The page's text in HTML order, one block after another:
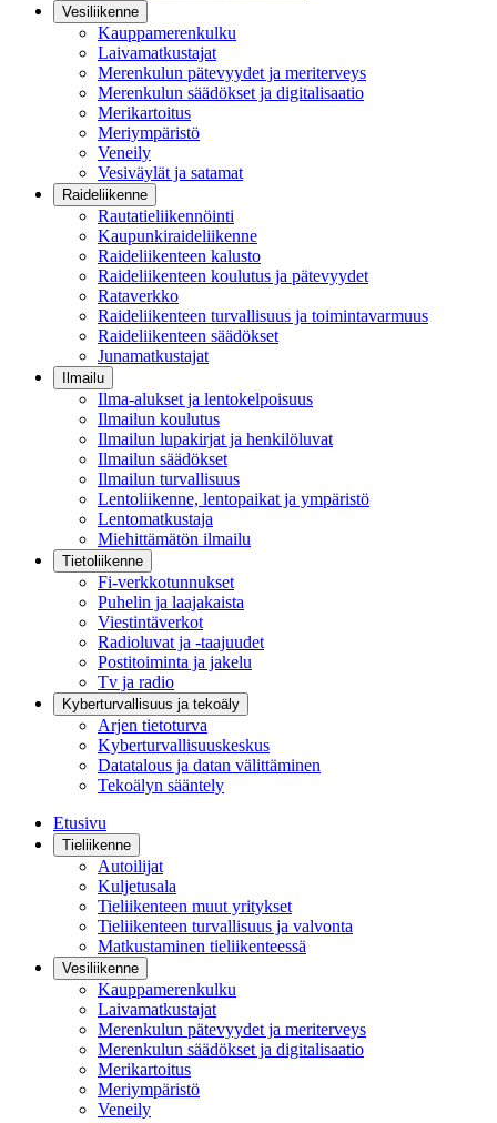
Vesiliikenne
Kauppamerenkulku
Laivamatkustajat
Merenkulun pätevyydet ja meriterveys
Merenkulun säädökset ja digitalisaatio
Merikartoitus
Meriympäristö
Veneily
Vesiväylät ja satamat
Raideliikenne
Rautatieliikennöinti
Kaupunkiraideliikenne
Raideliikenteen kalusto
Raideliikenteen koulutus ja pätevyydet
Rataverkko
Raideliikenteen turvallisuus ja toimintavarmuus
Raideliikenteen säädökset
Junamatkustajat
Ilmailu
Ilma-alukset ja lentokelpoisuus
Ilmailun koulutus
Ilmailun lupakirjat ja henkilöluvat
Ilmailun säädökset
Ilmailun turvallisuus
Lentoliikenne, lentopaikat ja ympäristö
Lentomatkustaja
Miehittämätön ilmailu
Tietoliikenne
Fi-verkkotunnukset
Puhelin ja laajakaista
Viestintäverkot
Radioluvat ja -taajuudet
Postitoiminta ja jakelu
Tv ja radio
Kyberturvallisuus ja tekoäly
Arjen tietoturva
Kyberturvallisuuskeskus
Datatalous ja datan välittäminen
Tekoälyn sääntely
Etusivu
Tieliikenne
Autoilijat
Kuljetusala
Tieliikenteen muut yritykset
Tieliikenteen turvallisuus ja valvonta
Matkustaminen tieliikenteessä
Vesiliikenne
Kauppamerenkulku
Laivamatkustajat
Merenkulun pätevyydet ja meriterveys
Merenkulun säädökset ja digitalisaatio
Merikartoitus
Meriympäristö
Veneily